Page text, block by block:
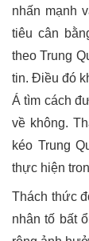
nhấn mạnh
tiêu cân
theo Trung
tin. Điều đó
Á tìm cách
về không.
kéo Trung
thực hiện
Thách thức
nhân tố bất